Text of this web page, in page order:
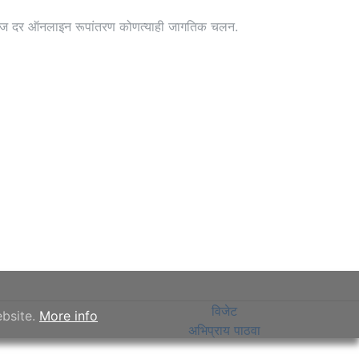
ऑनलाइन रूपांतरण कोणत्याही जागतिक चलन.
विजेट
अभिप्राय पाठवा
More info